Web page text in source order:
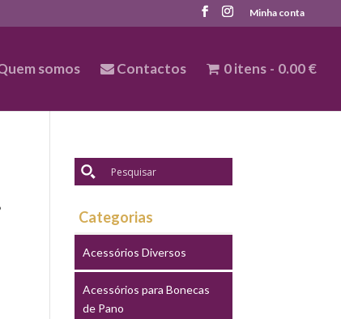
Minha conta
somos Contactos 0 itens 0.00 €
Categorias
Acessórios Diversos
Acessórios para Bonecas
de Pano